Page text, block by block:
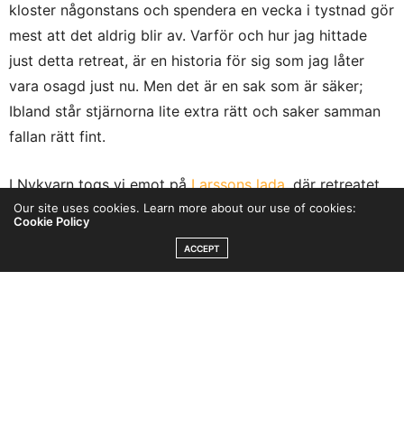
kloster någonstans och spendera en vecka i tystnad gör
mest att det aldrig blir av. Varför och hur jag hittade
just detta retreat, är en historia för sig som jag låter
vara osagd just nu. Men det är en sak som är säker;
Ibland står stjärnorna lite extra rätt och saker samman
fallan rätt fint.
I Nykvarn togs vi emot påLarssons lada, där retreatet
hölls. En plats jag varmt rekommendera alla att besöka.
Ladan består av café, butik och en festvåning som hyrs
ut för event som bröllop, dop, fest, träning eller i detta
Our site uses cookies. Learn more about our use of cookies:
Cookie Policy
ACCEPT